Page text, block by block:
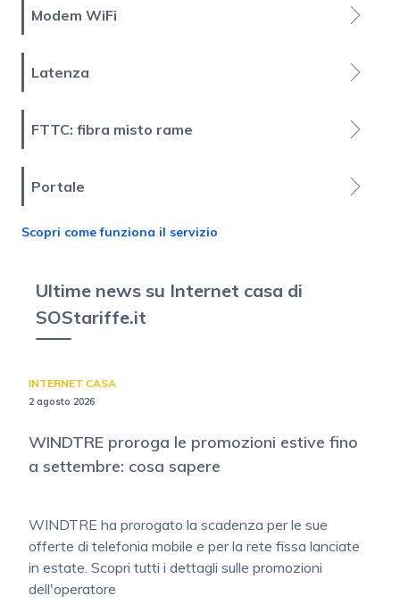
Modem WiFi
Latenza
FTTC: fibra misto rame
Portale
Scopri come funziona il servizio
Ultime news su Internet casa di
SOStariffe.it
INTERNET CASA
2 agosto 2026
WINDTRE proroga le promozioni estive fino
a settembre: cosa sapere
WINDTRE ha prorogato la scadenza per le sue
offerte di telefonia mobile e per la rete fissa lanciate
in estate. Scopri tutti i dettagli sulle promozioni
dell'operatore